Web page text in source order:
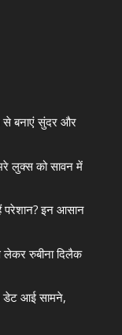
से बनाएं सुंदर और
भरे लुक्स को सावन में
इन आसान
रुबीना दिलैक
डेट आई सामने,